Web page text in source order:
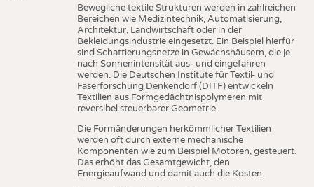
Bewegliche textile Strukturen werden in zahlreichen
Bereichen wie Medizintechnik, Automatisierung,
Architektur, Landwirtschaft oder in der
Bekleidungsindustrie eingesetzt. Ein Beispiel hierfür
sind Schattierungsnetze in Gewächshäusern, die je
nach Sonnenintensität aus- und eingefahren
werden. Die Deutschen Institute für Textil- und
Faserforschung Denkendorf (DITF) entwickeln
Textilien aus Formgedächtnispolymeren mit
reversibel steuerbarer Geometrie.
Die Formänderungen herkömmlicher Textilien
werden oft durch externe mechanische
Komponenten wie zum Beispiel Motoren, gesteuert.
Das erhöht das Gesamtgewicht, den
Energieaufwand und damit auch die Kosten.